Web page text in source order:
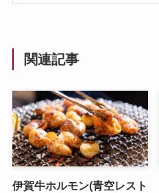
関連記事
伊賀牛ホルモン(青空レスト